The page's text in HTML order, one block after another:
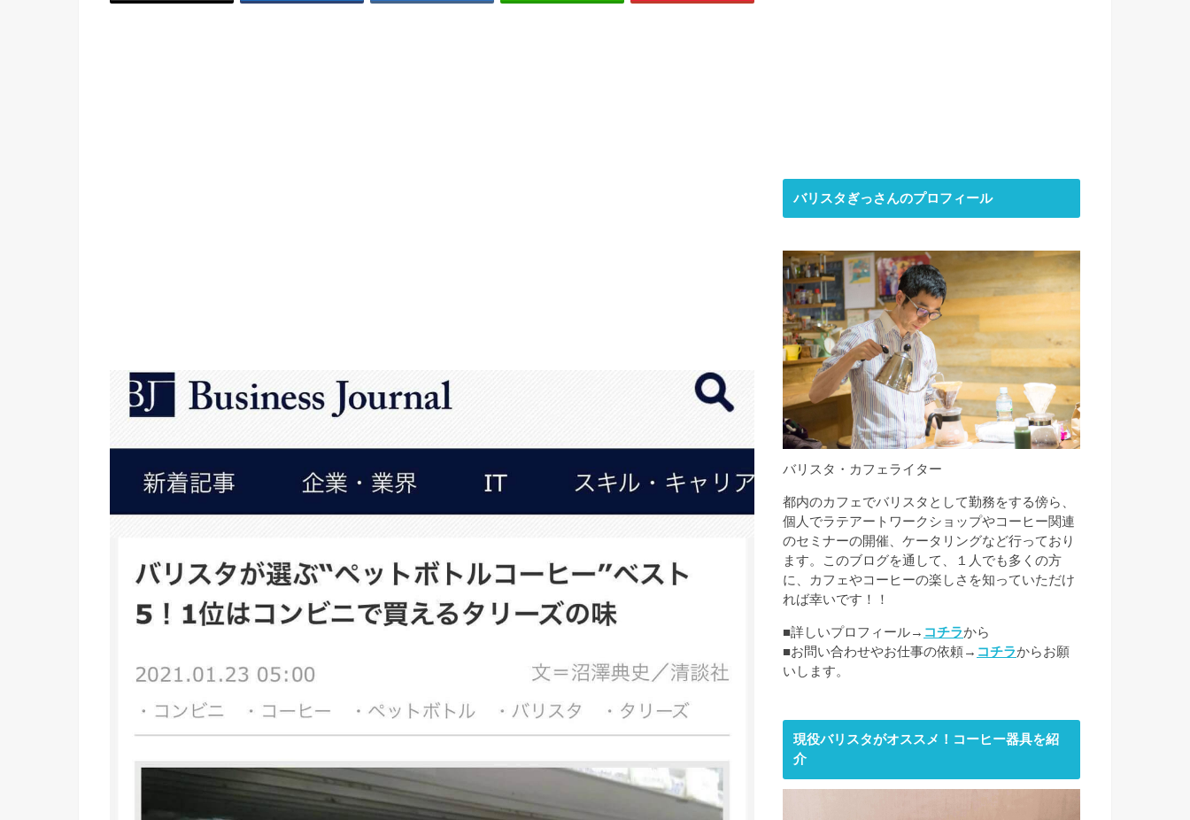
バリスタぎっさんのプロフィール
バリスタ・カフェライター
都内のカフェでバリスタとして勤務をする傍ら、
個人でラテアートワークショップやコーヒー関連
のセミナーの開催、ケータリングなど行っており
ます。このブログを通して、１人でも多くの方
に、カフェやコーヒーの楽しさを知っていただけ
れば幸いです！！
■詳しいプロフィール→ コチラから
■お問い合わせやお仕事の依頼→ コチラからお願
いします。
現役バリスタがオススメ！コーヒー器具を紹
介